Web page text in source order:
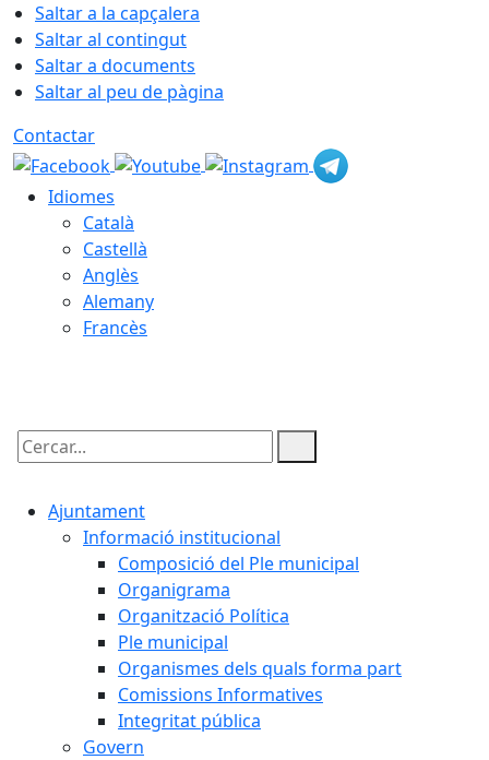
Saltar a la capçalera
Saltar al contingut
Saltar a documents
Saltar al peu de pàgina
Contactar
Idiomes
Català
Castellà
Anglès
Alemany
Francès
Cercar:
Ajuntament
Informació institucional
Composició del Ple municipal
Organigrama
Organització Política
Ple municipal
Organismes dels quals forma part
Comissions Informatives
Integritat pública
Govern